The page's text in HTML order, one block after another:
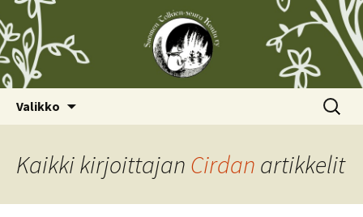
Valikko Haku:
Kaikki kirjoittajan Cirdan artikkelit